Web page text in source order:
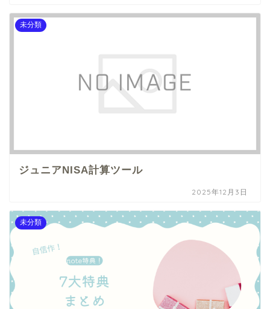
未分類
ジュニアNISA計算ツール
2025年12月3日
未分類